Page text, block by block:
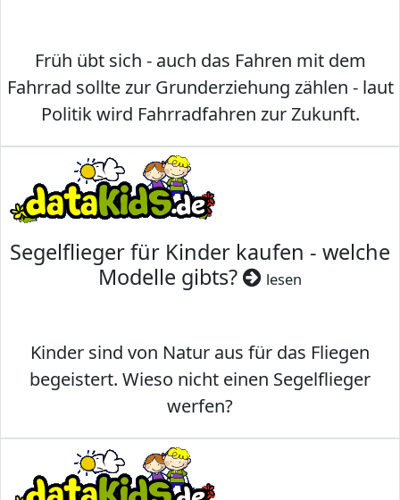
Früh übt sich - auch das Fahren mit dem
Fahrrad sollte zur Grunderziehung zählen - laut
Politik wird Fahrradfahren zur Zukunft.
Segelflieger für Kinder kaufen - welche
Modelle gibts?
lesen
Kinder sind von Natur aus für das Fliegen
begeistert. Wieso nicht einen Segelflieger
werfen?